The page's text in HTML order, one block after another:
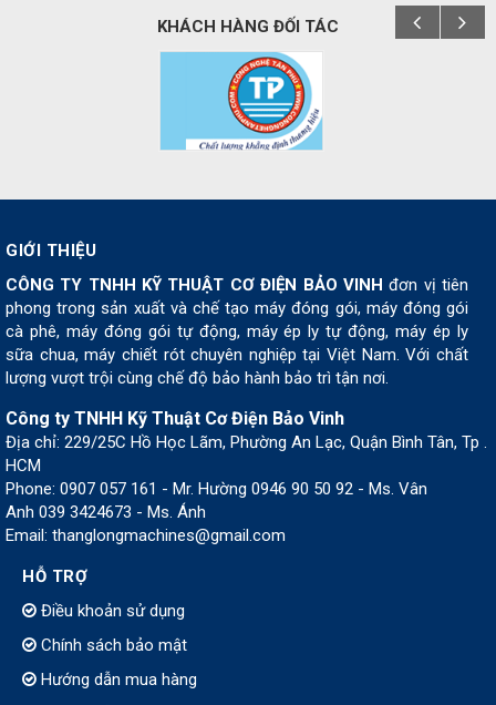
KHÁCH HÀNG ĐỐI TÁC
GIỚI THIỆU
CÔNG TY TNHH KỸ THUẬT CƠ ĐIỆN BẢO VINH đơn vị tiên
phong trong sản xuất và chế tạo máy đóng gói, máy đóng gói
cà phê, máy đóng gói tự động, máy ép ly tự động, máy ép ly
sữa chua, máy chiết rót chuyên nghiệp tại Việt Nam. Với chất
lượng vượt trội cùng chế độ bảo hành bảo trì tận nơi.
Công ty TNHH Kỹ Thuật Cơ Điện Bảo Vinh
Địa chỉ: 229/25C Hồ Học Lãm, Phường An Lạc, Quận Bình Tân, Tp .
HCM
Phone: 0907 057 161 - Mr. Hường 0946 90 50 92 - Ms. Vân
Anh 039 3424673 - Ms. Ánh
Email: thanglongmachines@gmail.com
HỖ TRỢ
Điều khoản sử dụng
Chính sách bảo mật
Hướng dẫn mua hàng